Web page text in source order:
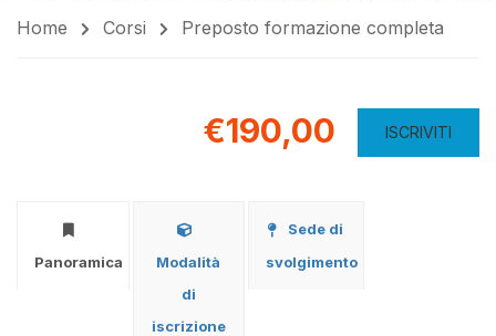
Home Corsi Preposto formazione completa
€190,00 ISCRIVITI
Panoramica
Modalità
di
iscrizione
Sede di
svolgimento